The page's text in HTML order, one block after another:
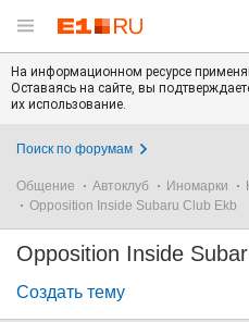
На информационном ресурсе
Оставаясь на сайте, вы
их использование.
Поиск по форумам
Общение Автоклуб Иномарки
Opposition Inside Subaru Club Ekb
Opposition Inside
Создать тему